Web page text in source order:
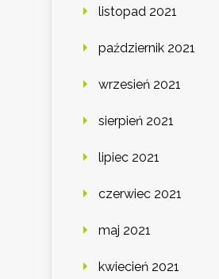
listopad 2021
październik 2021
wrzesień 2021
sierpień 2021
lipiec 2021
czerwiec 2021
maj 2021
kwiecień 2021